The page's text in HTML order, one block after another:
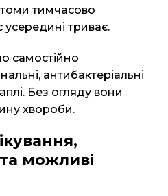
тимчасово
триває.
самостійно
антибактеріальні
Без огляду вони
хвороби.
можливі